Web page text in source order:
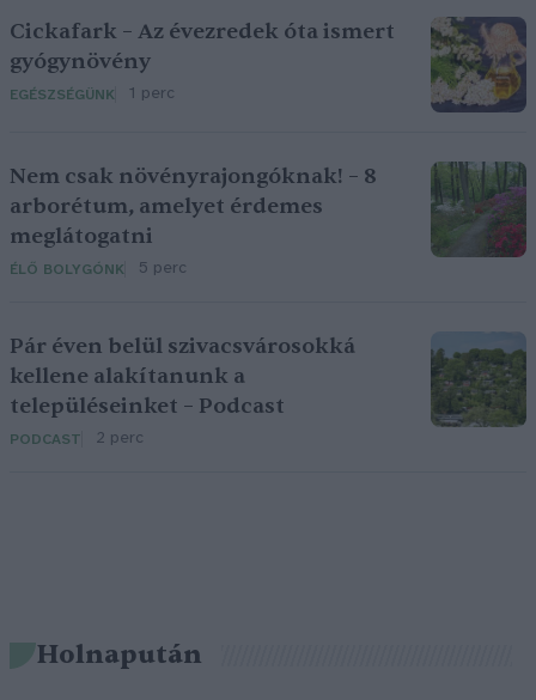
Cickafark – Az évezredek óta ismert
gyógynövény
EGÉSZSÉGÜNK 1 perc
Nem csak növényrajongóknak! – 8
arborétum, amelyet érdemes
meglátogatni
ÉLŐ BOLYGÓNK 5 perc
Pár éven belül szivacsvárosokká
kellene alakítanunk a
településeinket – Podcast
PODCAST 2 perc
Holnapután